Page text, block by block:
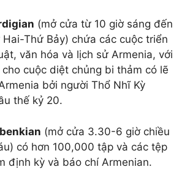
(mở cửa từ 10 giờ sáng đến
Thứ Bảy) chứa các cuộc triển
văn hóa và lịch sử Armenia, với
cuộc diệt chủng bi thảm có lẽ
bởi người Thổ Nhĩ Kỳ
thế kỷ 20.
(mở cửa 3.30-6 giờ chiều
có hơn 100,000 tập và các tệp
định kỳ và báo chí Armenian.